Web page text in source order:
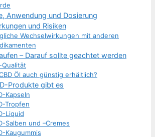
Anwendung und Dosierung
und Risiken
Wechselwirkungen mit anderen
– Darauf sollte geachtet werden
Qualität
Öl auch günstig erhältlich?
Produkte gibt es
Kapseln
Tropfen
Liquid
Salben und –Cremes
Kaugummis